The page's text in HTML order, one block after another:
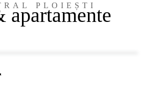
PLOIEȘTI
apartamente